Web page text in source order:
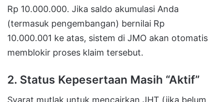
Rp 10.000.000. Jika saldo akumulasi Anda
(termasuk pengembangan) bernilai Rp
10.000.001 ke atas, sistem di JMO akan otomatis
memblokir proses klaim tersebut.
2. Status Kepesertaan Masih “Aktif”
Syarat mutlak untuk mencairkan JHT (jika belum